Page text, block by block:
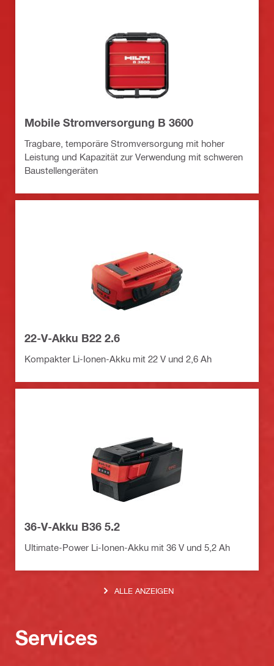
Mobile Stromversorgung B 3600
Tragbare, temporäre Stromversorgung mit hoher
Leistung und Kapazität zur Verwendung mit schweren
Baustellengeräten
22-V-Akku B22 2.6
Kompakter Li-Ionen-Akku mit 22 V und 2,6 Ah
36-V-Akku B36 5.2
Ultimate-Power Li-Ionen-Akku mit 36 V und 5,2 Ah
ALLE ANZEIGEN
Services